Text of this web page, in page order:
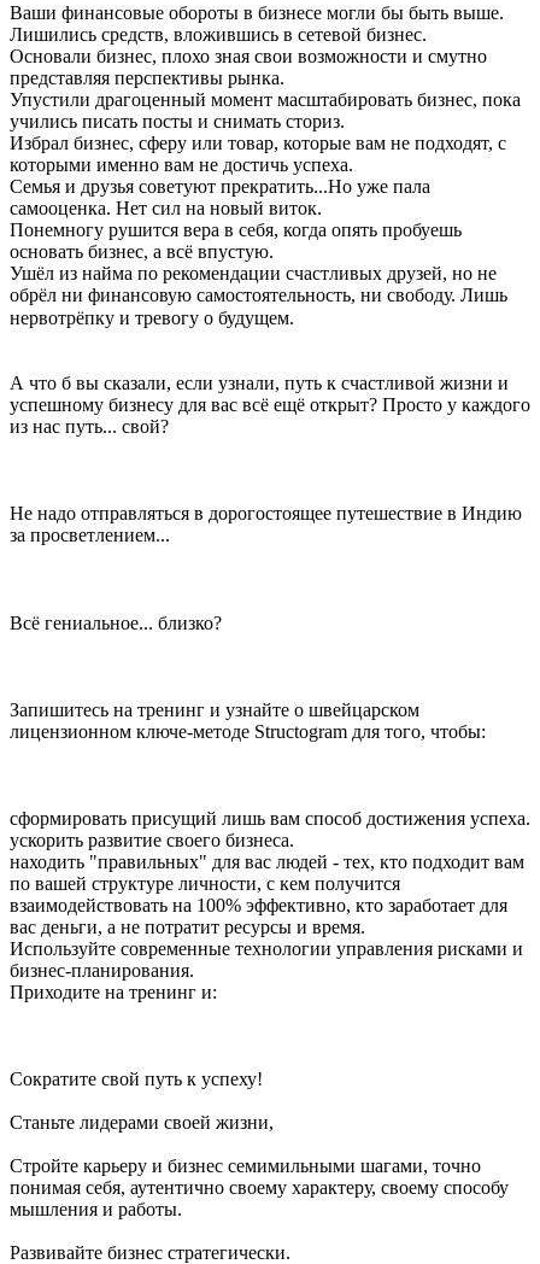
Ваши финансовые обороты в бизнесе могли бы быть выше.
Лишились средств, вложившись в сетевой бизнес.
Основали бизнес, плохо зная свои возможности и смутно
представляя перспективы рынка.
Упустили драгоценный момент масштабировать бизнес, пока
учились писать посты и снимать сториз.
Избрал бизнес, сферу или товар, которые вам не подходят, с
которыми именно вам не достичь успеха.
Семья и друзья советуют прекратить...Но уже пала
самооценка. Нет сил на новый виток.
Понемногу рушится вера в себя, когда опять пробуешь
основать бизнес, а всё впустую.
Ушёл из найма по рекомендации счастливых друзей, но не
обрёл ни финансовую самостоятельность, ни свободу. Лишь
нервотрёпку и тревогу о будущем. ⠀
А что б вы сказали, если узнали, путь к счастливой жизни и
успешному бизнесу для вас всё ещё открыт? Просто у каждого
из нас путь... свой?
Не надо отправляться в дорогостоящее путешествие в Индию
за просветлением...
Всё гениальное... близко? ⠀
Запишитесь на тренинг и узнайте о швейцарском
лицензионном ключе-методе Structogram для того, чтобы:
сформировать присущий лишь вам способ достижения успеха.
ускорить развитие своего бизнеса.
находить "правильных" для вас людей - тех, кто подходит вам
по вашей структуре личности, с кем получится
взаимодействовать на 100% эффективно, кто заработает для
вас деньги, а не потратит ресурсы и время.
Используйте современные технологии управления рисками и
бизнес-планирования.
Приходите на тренинг и:
Сократите свой путь к успеху!
Станьте лидерами своей жизни,
Стройте карьеру и бизнес семимильными шагами, точно
понимая себя, аутентично своему характеру, своему способу
мышления и работы.
Развивайте бизнес стратегически.